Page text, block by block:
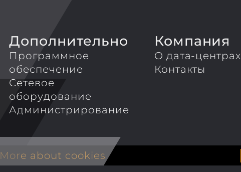
Дополнительно
Программное
обеспечение
Сетевое
оборудование
Администрирование
Компания
О дата-центрах
Контакты
More about cookies